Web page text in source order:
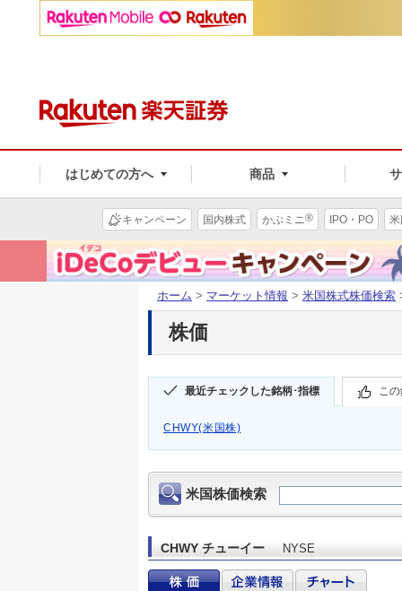
はじめての方へ 商品
キャンペーン 国内株式 かぶミニ® IPO・PO
ホーム > マーケット情報 > 米国株式株価検索
株価
最近チェックした銘柄･指標 こ
CHWY(米国株)